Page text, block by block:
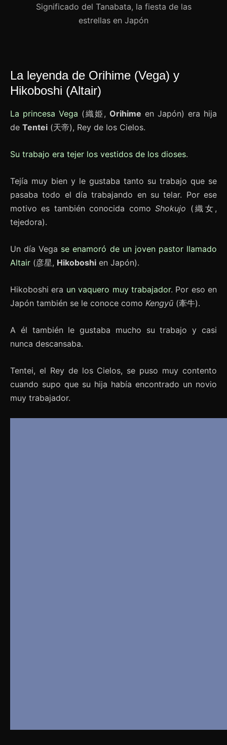
Significado del Tanabata, la fiesta de las
estrellas en Japón
La leyenda de Orihime (Vega) y
Hikoboshi (Altair)
La princesa Vega (織姫, Orihime en Japón) era hija
de Tentei (天帝), Rey de los Cielos.
Su trabajo era tejer los vestidos de los dioses.
Tejía muy bien y le gustaba tanto su trabajo que se
pasaba todo el día trabajando en su telar. Por ese
motivo es también conocida comoShokujo (織女,
tejedora).
Un día Vega se enamoró de un joven pastor llamado
Altair (彦星, Hikoboshi en Japón).
Hikoboshi era un vaquero muy trabajador. Por eso en
Japón también se le conoce como Kengyū (牽牛).
A él también le gustaba mucho su trabajo y casi
nunca descansaba.
Tentei, el Rey de los Cielos, se puso muy contento
cuando supo que su hija había encontrado un novio
muy trabajador.